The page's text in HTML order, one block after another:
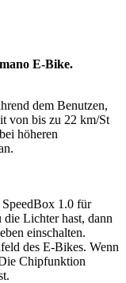
E-Bike.
dem Benutzen,
von bis zu 22 km/St
höheren
1.0 für
Lichter hast, dann
einschalten.
des E-Bikes. Wenn
Chipfunktion